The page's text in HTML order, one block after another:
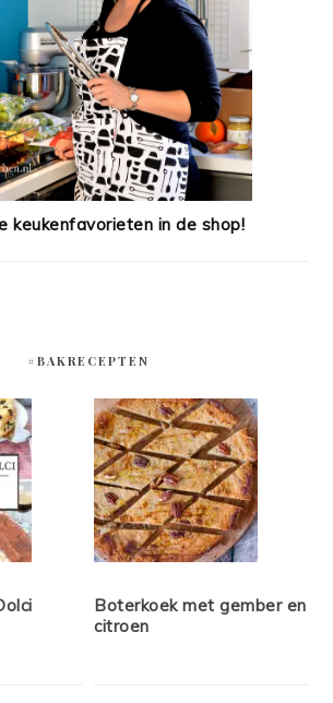
keukenfavorieten in de shop!
#BAKRECEPTEN
Boterkoek met gember en
citroen